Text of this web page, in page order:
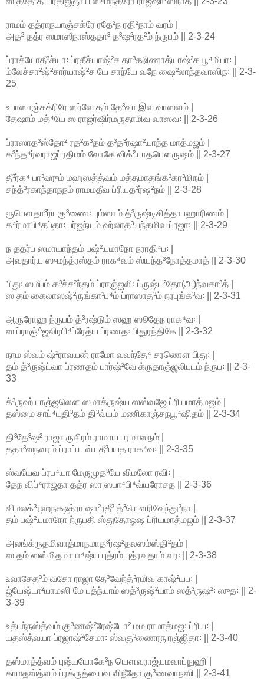
ராமம் தத்ராநயாஞ்சக்ரே ரதே²ந ரதி²நாம் வரம் |
அத² தத்ர ஸமாஸீநாஸ்ததா³ த³ஷ²ரத²ம் ந்ருபம் || 2-3-24
ப்ராச்யோதீ³ச்யா꞉ ப்ரதீச்யாஷ்²ச தா³க்ஷிணாத்யாஷ்²ச பூ⁴மிபா꞉ |
ம்லேச்சா²ஷ்²சார்யாஷ்²ச யே சாந்யே வநே ஷை²லாந்தவாஸிந꞉ || 2-3-
25
உபாஸாஞ்சக்ரிரே ஸர்வே தம் தே³வா இவ வாஸவம் |
தேஷாம் மத்⁴யே ஸ ராஜர்ஷிர்மருதாமிவ வாஸவ꞉ || 2-3-26
ப்ராஸாத³ஸ்தோ² ரத²க³தம் த³த³ர்ஷா²யாந்த மாத்மஜம் |
க³ந்த⁴ர்வராஜப்ரதிமம் லோகே விக்²யாதபௌருஷம் || 2-3-27
தீ³ர்க⁴ பா³ஹும் மஹஸத்த்வம் மத்தமாதங்க³கா³மிநம் |
சந்த்³ரகாந்தாநநம் ராமமதீவ ப்ரியத³ர்ஷ²நம் || 2-3-28
ரூபௌதா³ர்யகு³ணை꞉ பும்ஸாம் த்³ருஷ்டிசித்தாபஹாரிணம் |
க⁴ர்மாபி⁴தப்தா꞉ பர்ஜந்யம் ஹ்லாத³யந்தமிவ ப்ரஜா꞉ || 2-3-29
ந ததர்ப ஸமாயாந்தம் பஷ்²யமாநோ நராதி⁴ப꞉ |
அவதார்ய ஸுமந்த்ரஸ்தம் ராக⁴வம் ஸ்யந்த³நோத்தமாத் || 2-3-30
பிது꞉ ஸமீபம் க³ச்ச²ந்தம் ப்ராஞ்ஜலி꞉ ப்ருஷ்ட²தோ(அ)ந்வகா³த் |
ஸ தம் கைலாஸஷ்²ருங்கா³ப⁴ம் ப்ராஸாத³ம் நரபுங்க³வ꞉ || 2-3-31
ஆருரோஹ ந்ருபம் த்³ரஷ்டும் ஸஹ ஸூதேந ராக⁴வ꞉ |
ஸ ப்ராஞ்^ஜலிரபி⁴ப்ரேத்ய ப்ரணத꞉ பிதுரந்திகே || 2-3-32
நாம ஸ்வம் ஷ்²ராவயன் ராமோ வவந்தே⁴ சரணௌ பிது꞉ |
தம் த்³ருஷ்ட்வா ப்ரணதம் பார்ஷ்²வே க்ருதாஞ்ஜலிபுடம் ந்ருப꞉ || 2-3-
33
க்³ருஹ்யாஞ்ஜலௌ ஸமாக்ருஷ்ய ஸஸ்வஜே ப்ரியமாத்மஜம் |
தஸ்மை சாப்⁴யுதி³தம் தி³வ்யம் மணிகாஞ்சநபூ⁴ஷிதம் || 2-3-34
தி³தே³ஷ² ராஜா ருசிரம் ராமாய பரமாஸநம் |
ததா³ஸநவரம் ப்ராப்ய வ்யதீ³பயத ராக⁴வ꞉ || 2-3-35
ஸ்வயேவ ப்ரப⁴யா மேருமுத³யே விமலோ ரவி꞉ |
தேந விப்⁴ராஜதா தத்ர ஸா ஸபா⁴பி⁴வ்யரோசத || 2-3-36
விமலக்³ரஹநக்ஷத்ரா ஷா²ரதீ³ த்³யௌரிவேந்து³நா |
தம் பஷ்²யமாநோ ந்ருபதி ஸ்துதோஓஷ ப்ரியமாத்மஜம் || 2-3-37
அலங்க்ருதமிவாத்மாநமாத³ர்ஷ²தலஸம்ஸ்தி²தம் |
ஸ தம் ஸஸ்மிதமாபா⁴ஷ்ய புத்ரம் புத்ரவதாம் வர꞉ || 2-3-38
உவாசேத³ம் வசோ ராஜா தே³வேந்த்³ரமிவ காஷ்²யப꞉ |
ஜ்யேஷ்டா²யாமஸி மே பத்ந்யாம் ஸத்³ருஷ்²யாம் ஸத்³ருஷ²꞉ ஸுத꞉ || 2-
3-39
உத்பந்நஸ்த்வம் கு³ணஷ்²ரேஷ்டோ² மம ராமாத்மஜ꞉ ப்ரிய꞉ |
யதஸ்த்வயா ப்ரஜாஷ்²சேமா꞉ ஸ்வகு³ணைரநுரஞ்ஜிதா꞉ || 2-3-40
தஸ்மாத்த்வம் புஷ்யயோகே³ந யௌவராஜ்யமவாப்நுஹி |
காமதஸ்த்வம் ப்ரக்ருத்யைவ விநீதோ கு³ணவாநஸி || 2-3-41